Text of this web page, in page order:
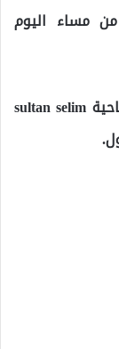
مساء اليوم
وقد وقعت الحادثة في شارع lâle gül في ناحية sultan selim